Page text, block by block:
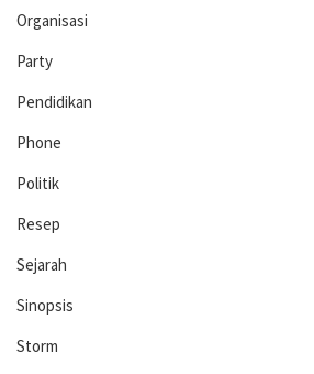
Organisasi
Party
Pendidikan
Phone
Politik
Resep
Sejarah
Sinopsis
Storm